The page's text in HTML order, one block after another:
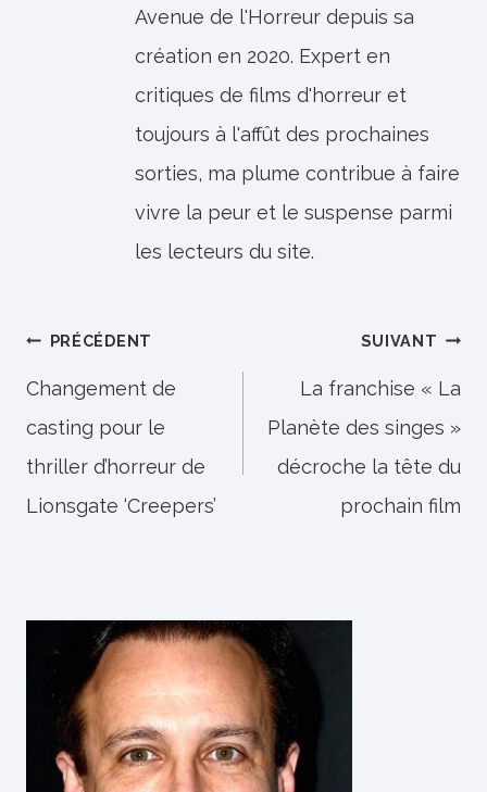
Avenue de l'Horreur depuis sa
création en 2020. Expert en
critiques de films d'horreur et
toujours à l'affût des prochaines
sorties, ma plume contribue à faire
vivre la peur et le suspense parmi
les lecteurs du site.
Navigation
de
l’article
PRÉCÉDENT
Changement de
casting pour le
thriller d’horreur de
Lionsgate ‘Creepers’
SUIVANT
La franchise « La
Planète des singes »
décroche la tête du
prochain film